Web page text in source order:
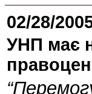
02/28/
УНП має